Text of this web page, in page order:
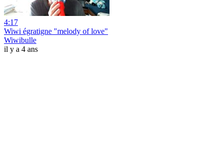
4:17
Wiwi égratigne "melody of love"
Wiwibulle
il y a 4 ans